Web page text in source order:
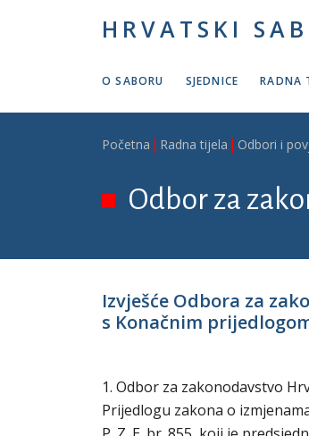
HRVATSKI
O SABORU SJEDNICE RADNA
Breadcrumb
Početna Radna tijela Odbori i
Odbor za
Izvješće Odbora za
s Konačnim
1. Odbor za zakonodavstvo
Prijedlogu zakona o